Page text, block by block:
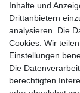
Für Fragen
erreichen Sie
+49 5741
Versand und
Impressum
Inhalte und
Drittanbietern
analysieren. Die
Cookies. Wir
Einstellungen
Die
berechtigten